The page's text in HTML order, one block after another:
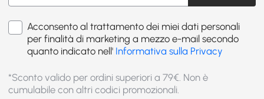
Acconsento al trattamento dei miei dati personali
per finalità di marketing a mezzo e-mail secondo
quanto indicato nell' Informativa sulla Privacy
*Sconto valido per ordini superiori a 79€. Non è
cumulabile con altri codici promozionali.